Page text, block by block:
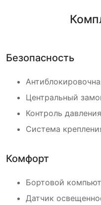
Безопасность
Центральный
Контроль
Система
Комфорт
Бортовой
Датчик